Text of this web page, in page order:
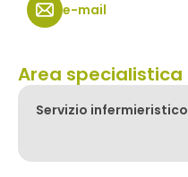
e-mail
Area specialistica
Servizio infermieristico